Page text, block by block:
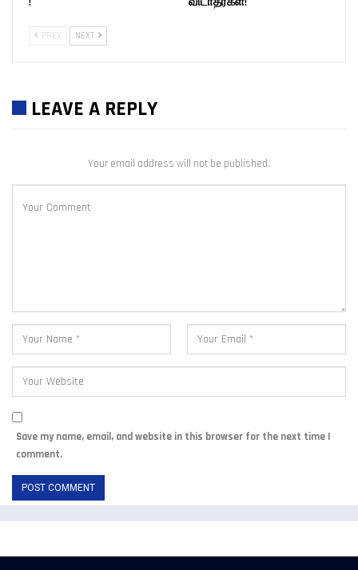
PREV NEXT
LEAVE A REPLY
Your email address will not be published.
Save my name, email, and website in this browser for the next time I
comment.